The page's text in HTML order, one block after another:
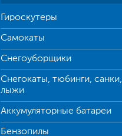
Гироскутеры
Самокаты
Снегоуборщики
Снегокаты, тюбинги, санки,
лыжи
Аккумуляторные батареи
Бензопилы